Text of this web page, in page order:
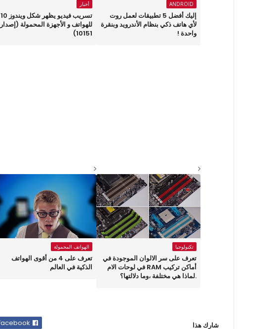
ANDROID
إليك أفضل 5 تطبيقات لعمل روت
لأي هاتف ذكي بنظام الأندرويد وبنقرة
واحدة !
أخبار
تسريب فيديو يظهر شكل ويندوز 10
للهواتف و الأجهزة المحمولة (إصدار
10151)
تكنولوجيا
تعرف على سر الالوان الموجودة في
أماكن تركيب RAM في لوحات الام
.لماذا هي مختلفة ،وما دلالتها؟
الهواتف المحمولة
تعرف على 4 من أقوى الهواتف
الذكية في العالم
شارك هذا